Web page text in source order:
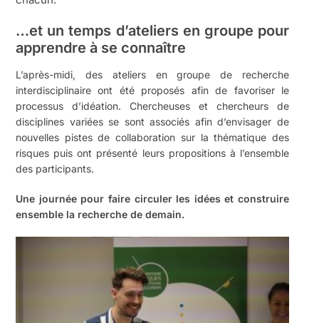
…et un temps d’ateliers en groupe pour
apprendre à se connaître
L’après-midi, des ateliers en groupe de recherche
interdisciplinaire ont été proposés afin de favoriser le
processus d’idéation. Chercheuses et chercheurs de
disciplines variées se sont associés afin d’envisager de
nouvelles pistes de collaboration sur la thématique des
risques puis ont présenté leurs propositions à l’ensemble
des participants.
Une journée pour faire circuler les idées et construire
ensemble la recherche de demain.